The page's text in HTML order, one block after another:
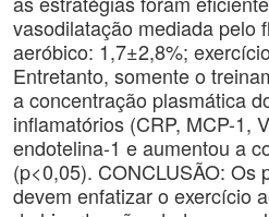
vasodilatação mediada pelo
aeróbico: 1,7±2,8%;
Entretanto, somente o
a concentração plasmática
inflamatórios (CRP, MCP-1,
endotelina-1 e aumentou a
(p<0,05). CONCLUSÃO: Os
devem enfatizar o exercício